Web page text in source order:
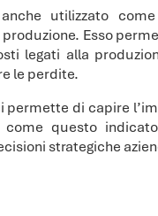
utilizzato
Esso
legati alla
le perdite.
permette di capire
come questo
strategiche